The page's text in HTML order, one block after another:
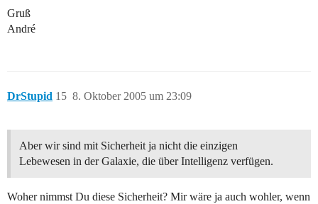
Gruß
André
DrStupid 8. Oktober 2005 um 23:09
15
Aber wir sind mit Sicherheit ja nicht die einzigen
Lebewesen in der Galaxie, die über Intelligenz verfügen.
Woher nimmst Du diese Sicherheit? Mir wäre ja auch wohler, wenn